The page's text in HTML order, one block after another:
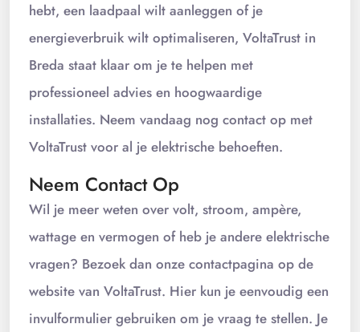
hebt, een laadpaal wilt aanleggen of je
energieverbruik wilt optimaliseren, VoltaTrust in
Breda staat klaar om je te helpen met
professioneel advies en hoogwaardige
installaties. Neem vandaag nog contact op met
VoltaTrust voor al je elektrische behoeften.
Neem Contact Op
Wil je meer weten over volt, stroom, ampère,
wattage en vermogen of heb je andere elektrische
vragen? Bezoek dan onze contactpagina op de
website van VoltaTrust. Hier kun je eenvoudig een
invulformulier gebruiken om je vraag te stellen. Je